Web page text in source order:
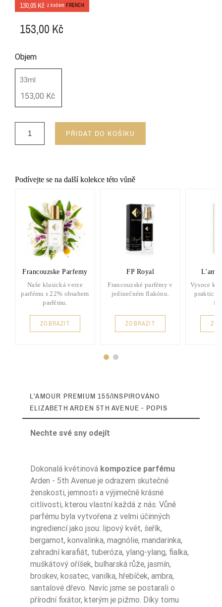
130,05 Kč z kodem FRENCH
153,00 Kč
Objem
33ml
153,00 Kč
PŘIDAT DO KOŠÍKU
Podívejte se na další kolekce této vůně
Francouzske Parfemy
Naše klasická verze
parfému s 22% obsahem
parfému.
ZOBRAZIT
FP Royal
Francouzské parfémy v
jedinečném flakónu.
ZOBRAZIT
Vysoce
L'AMOUR PREMIUM 155/INSPIROVÁNO
ELIZABETH ARDEN 5TH AVENUE - POPIS
Nechte své sny odejít
Dokonalá květinová kompozice parfému
Arden - 5th Avenue je odrazem skutečné
ženskosti, jemnosti a výjimečně krásné
citlivosti, kterou vlastní každá z nás. Vůně
parfému byla vytvořena z velmi účinných
ingrediencí jako jsou: lipový květ, šeřík,
bergamot, konvalinka, magnólie, mandarinka,
zahradní karafiát, tuberóza, ylang-ylang, fialka,
muškátový oříšek, bulharská růže, jasmín,
broskev, kosatec, vanilka, hřebíček, ambra,
santalové dřevo. Navíc jsme se postarali o
přírodní fixátor, kterým je pižmo. Díky tomu
Zaperfumowanie 22%
Ean13 5906826252706